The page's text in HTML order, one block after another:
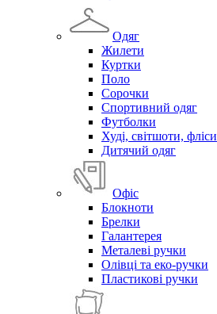
Одяг
Жилети
Куртки
Поло
Сорочки
Спортивний одяг
Футболки
Худі, світшоти, фліси
Дитячий одяг
Офіс
Блокноти
Брелки
Галантерея
Металеві ручки
Олівці та еко-ручки
Пластикові ручки